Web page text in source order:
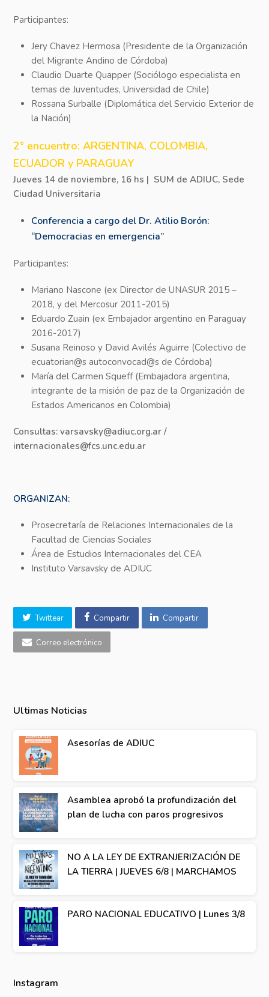
Participantes:
Jery Chavez Hermosa (Presidente de la Organización
del Migrante Andino de Córdoba)
Claudio Duarte Quapper (Sociólogo especialista en
temas de Juventudes, Universidad de Chile)
Rossana Surballe (Diplomática del Servicio Exterior de
la Nación)
2° encuentro: ARGENTINA, COLOMBIA,
ECUADOR y PARAGUAY
Jueves 14 de noviembre, 16 hs | SUM de ADIUC, Sede
Ciudad Universitaria
Conferencia a cargo del Dr. Atilio Borón:
“Democracias en emergencia”
Participantes:
Mariano Nascone (ex Director de UNASUR 2015 –
2018, y del Mercosur 2011-2015)
Eduardo Zuain (ex Embajador argentino en Paraguay
2016-2017)
Susana Reinoso y David Avilés Aguirre (Colectivo de
ecuatorian@s autoconvocad@s de Córdoba)
María del Carmen Squeff (Embajadora argentina,
integrante de la misión de paz de la Organización de
Estados Americanos en Colombia)
Consultas: varsavsky@adiuc.org.ar /
internacionales@fcs.unc.edu.ar
ORGANIZAN:
Prosecretaría de Relaciones Internacionales de la
Facultad de Ciencias Sociales
Área de Estudios Internacionales del CEA
Instituto Varsavsky de ADIUC
Twittear Compartir Compartir
Correo electrónico
Ultimas Noticias
Asesorías de ADIUC
Asamblea aprobó la profundización del
plan de lucha con paros progresivos
NO A LA LEY DE EXTRANJERIZACIÓN DE
LA TIERRA | JUEVES 6/8 | MARCHAMOS
PARO NACIONAL EDUCATIVO | Lunes 3/8
Instagram